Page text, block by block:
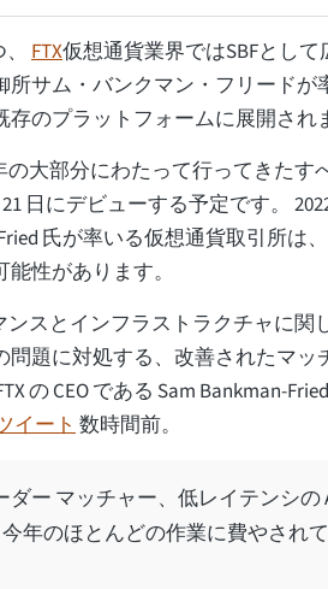
FTX仮想通貨業界ではSBFとして
所サム・バンクマン・フリードが
のプラットフォームに展開され
の大部分にわたって行ってきたす
日にデビューする予定です。
氏が率いる仮想通貨取引所は
性があります。
ンスとインフラストラクチャに関
題に対処する、改善されたマッ
の CEO である Sam Bankman-Fried
イート 数時間前。
ダー マッチャー、低レイテンシ
年のほとんどの作業に費やされ